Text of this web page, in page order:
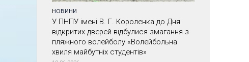
НОВИНИ
У ПНПУ імені В. Г. Короленка до Дня
відкритих дверей відбулися змагання з
пляжного волейболу «Волейбольна
хвиля майбутніх студентів»